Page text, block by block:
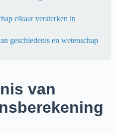
elkaar versterken in
geschiedenis en wetenschap
van